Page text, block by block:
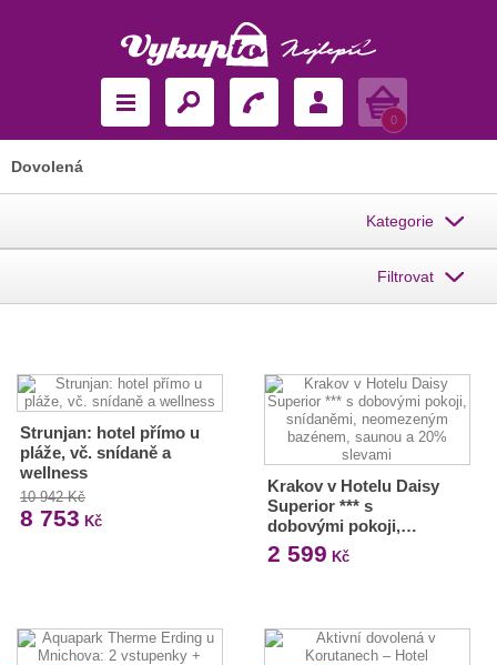
Košík
0
Dovolená
Kategorie
Filtrovat
Strunjan: hotel přímo u
pláže, vč. snídaně a
wellness
10 942 Kč
8 753 Kč
Krakov v Hotelu Daisy
Superior *** s
dobovými pokoji,…
2 599 Kč